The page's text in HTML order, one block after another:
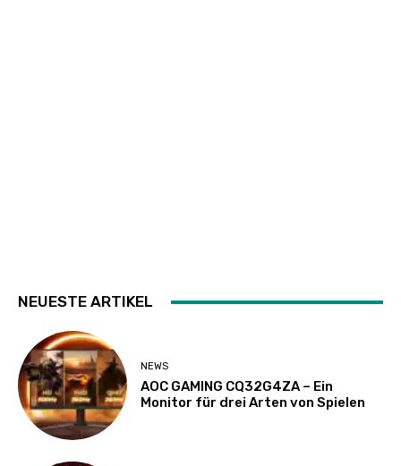
NEUESTE ARTIKEL
NEWS
AOC GAMING CQ32G4ZA – Ein
Monitor für drei Arten von Spielen